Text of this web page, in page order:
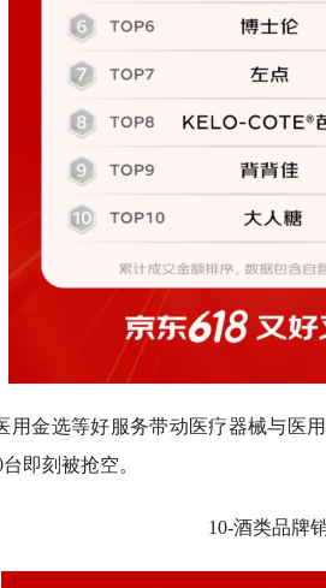
用金选等好服务带动医疗器械与医
即刻被抢空。
10-酒类品牌